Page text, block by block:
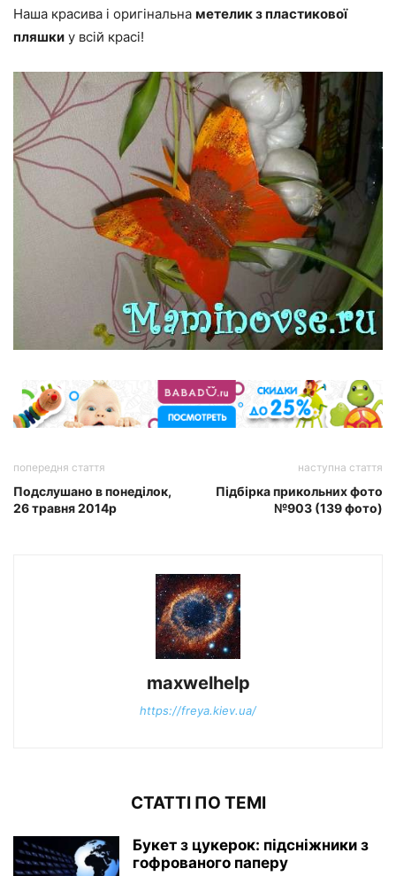
Наша красива і оригінальна метелик з пластикової
пляшки у всій красі!
попередня стаття
Подслушано в понеділок,
26 травня 2014р
наступна стаття
Підбірка прикольних фото
№903 (139 фото)
maxwelhelp
https://freya.kiev.ua/
СТАТТІ ПО ТЕМІ
Букет з цукерок: підсніжники з
гофрованого паперу